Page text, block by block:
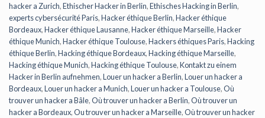
hacker a Zurich,Ethischer Hacker in Berlin,Ethisches Hacking in Berlin,
experts cybersécurité Paris,Hacker éthique Berlin,Hacker éthique
Bordeaux,Hacker éthique Lausanne,Hacker éthique Marseille,Hacker
éthique Munich,Hacker éthique Toulouse,Hackers éthiques Paris,Hacking
éthique Berlin,Hacking éthique Bordeaux,Hacking éthique Marseille,
Hacking éthique Munich,Hacking éthique Toulouse,Kontakt zu einem
Hacker in Berlin aufnehmen,Louer un hacker a Berlin,Louer un hacker a
Bordeaux,Louer un hacker a Munich,Louer un hacker a Toulouse,Où
trouver un hacker a Bâle,Où trouver un hacker a Berlin,Où trouver un
hacker a Bordeaux,Ou trouver un hacker a Marseille,Où trouver un hacker